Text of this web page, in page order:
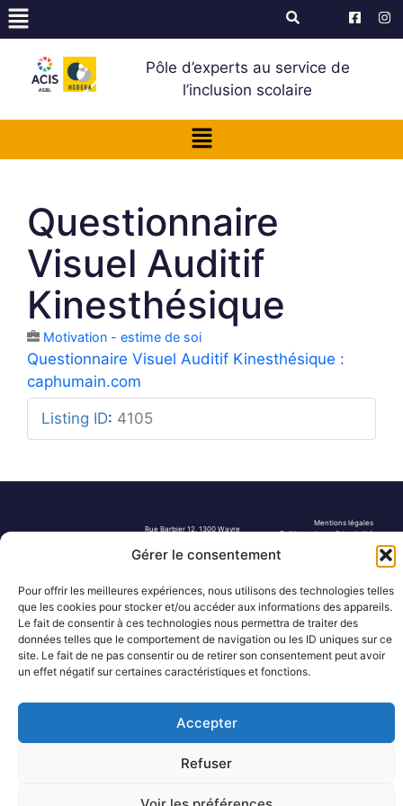
Gérer le consentement
Pour offrir les meilleures expériences, nous utilisons des technologies telles
que les cookies pour stocker et/ou accéder aux informations des appareils.
Le fait de consentir à ces technologies nous permettra de traiter des
données telles que le comportement de navigation ou les ID uniques sur ce
site. Le fait de ne pas consentir ou de retirer son consentement peut avoir
un effet négatif sur certaines caractéristiques et fonctions.
Accepter
Refuser
Pôle d’experts au service de
l’inclusion scolaire
Questionnaire
Visuel Auditif
Kinesthésique
Motivation - estime de soi
Questionnaire Visuel Auditif Kinesthésique :
caphumain.com
Listing ID: 4105
Rue Barbier 12, 1300 Wavre
Numéro FASE : 11020
Mentions légales
Politique de confidentialité
© 2026 Pôle Hedera, tous droits